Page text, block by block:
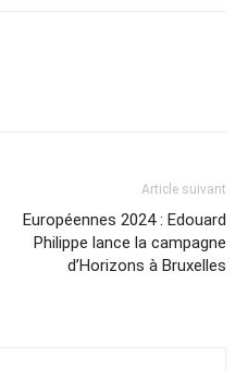
Article suivant
Européennes 2024 : Edouard
Philippe lance la campagne
d’Horizons à Bruxelles